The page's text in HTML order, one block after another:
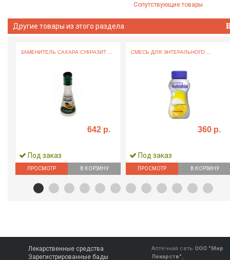
Сопутствующие товары
Другие товары из этого раздела
ЗАМЕНИТЕЛЬ САХАРА СУКРАЗИТ ...
642 р.
Под заказ
ПРОСМОТР В КОРЗИНУ
СМЕСЬ ДЛЯ ЭНТЕРАЛЬНОГО ...
360 р.
Под заказ
ПРОСМОТР В КОРЗИНУ
Лекарственные средства
Зарегистрированные бады
Аптечная сеть ООО "Мир
Лекарств",